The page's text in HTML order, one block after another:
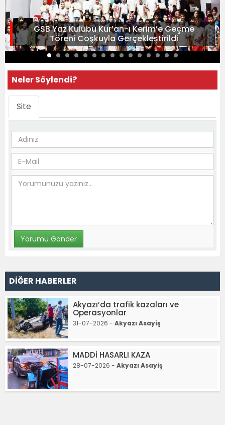
GSB Yaz Kulübü Kur’an-ı Kerim’e Geçme
Töreni Coşkuyla Gerçekleştirildi
Neler Söylendi?
Site
DİĞER HABERLER
Akyazı’da trafik kazaları ve
Operasyonlar
31-07-2026 - Akyazı Asayiş
MADDİ HASARLI KAZA
28-07-2026 - Akyazı Asayiş